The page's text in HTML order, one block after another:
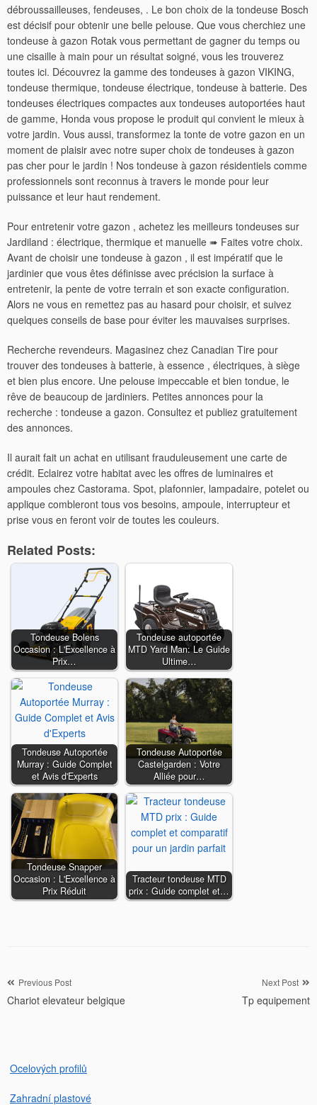
débroussailleuses, fendeuses, . Le bon choix de la tondeuse Bosch
est décisif pour obtenir une belle pelouse. Que vous cherchiez une
tondeuse à gazon Rotak vous permettant de gagner du temps ou
une cisaille à main pour un résultat soigné, vous les trouverez
toutes ici. Découvrez la gamme des tondeuses à gazon VIKING,
tondeuse thermique, tondeuse électrique, tondeuse à batterie. Des
tondeuses électriques compactes aux tondeuses autoportées haut
de gamme, Honda vous propose le produit qui convient le mieux à
votre jardin. Vous aussi, transformez la tonte de votre gazon en un
moment de plaisir avec notre super choix de tondeuses à gazon
pas cher pour le jardin ! Nos tondeuse à gazon résidentiels comme
professionnels sont reconnus à travers le monde pour leur
puissance et leur haut rendement.
Pour entretenir votre gazon , achetez les meilleurs tondeuses sur
Jardiland : électrique, thermique et manuelle ➠ Faites votre choix.
Avant de choisir une tondeuse à gazon , il est impératif que le
jardinier que vous êtes définisse avec précision la surface à
entretenir, la pente de votre terrain et son exacte configuration.
Alors ne vous en remettez pas au hasard pour choisir, et suivez
quelques conseils de base pour éviter les mauvaises surprises.
Recherche revendeurs. Magasinez chez Canadian Tire pour
trouver des tondeuses à batterie, à essence , électriques, à siège
et bien plus encore. Une pelouse impeccable et bien tondue, le
rêve de beaucoup de jardiniers. Petites annonces pour la
recherche : tondeuse a gazon. Consultez et publiez gratuitement
des annonces.
Il aurait fait un achat en utilisant frauduleusement une carte de
crédit. Eclairez votre habitat avec les offres de luminaires et
ampoules chez Castorama. Spot, plafonnier, lampadaire, potelet ou
applique combleront tous vos besoins, ampoule, interrupteur et
prise vous en feront voir de toutes les couleurs.
Related Posts:
Tondeuse Bolens
Occasion : L'Excellence à
Prix…
Tondeuse autoportée
MTD Yard Man: Le Guide
Ultime…
Tondeuse Autoportée
Murray : Guide Complet
et Avis d'Experts
Tondeuse Autoportée
Castelgarden : Votre
Alliée pour…
Tondeuse Snapper
Occasion : L'Excellence à
Prix Réduit
Tracteur tondeuse MTD
prix : Guide complet et…
Navigation
de
Previous Post
Chariot elevateur belgique
Next Post
Tp equipement
Ocelových profilů
Zahradní plastové